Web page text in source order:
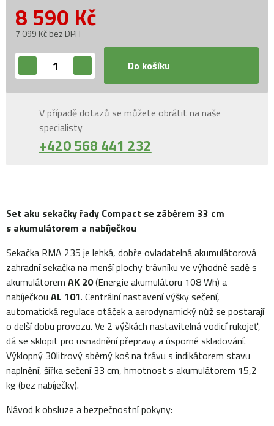
8 590 Kč
7 099 Kč bez DPH
Do košíku
V případě dotazů se můžete obrátit na naše
specialisty
+420 568 441 232
Set aku sekačky řady Compact se záběrem 33 cm
s akumulátorem a nabíječkou
Sekačka RMA 235 je lehká, dobře ovladatelná akumulátorová
zahradní sekačka na menší plochy trávníku ve výhodné sadě s
akumulátorem AK 20(Energie akumulátoru 108 Wh) a
nabíječkou AL 101. Centrální nastavení výšky sečení,
automatická regulace otáček a aerodynamický nůž se postarají
o delší dobu provozu. Ve 2 výškách nastavitelná vodicí rukojeť,
dá se sklopit pro usnadnění přepravy a úsporné skladování.
Výklopný 30litrový sběrný koš na trávu s indikátorem stavu
naplnění, šířka sečení 33 cm, hmotnost s akumulátorem 15,2
kg (bez nabíječky).
Návod k obsluze a bezpečnostní pokyny: